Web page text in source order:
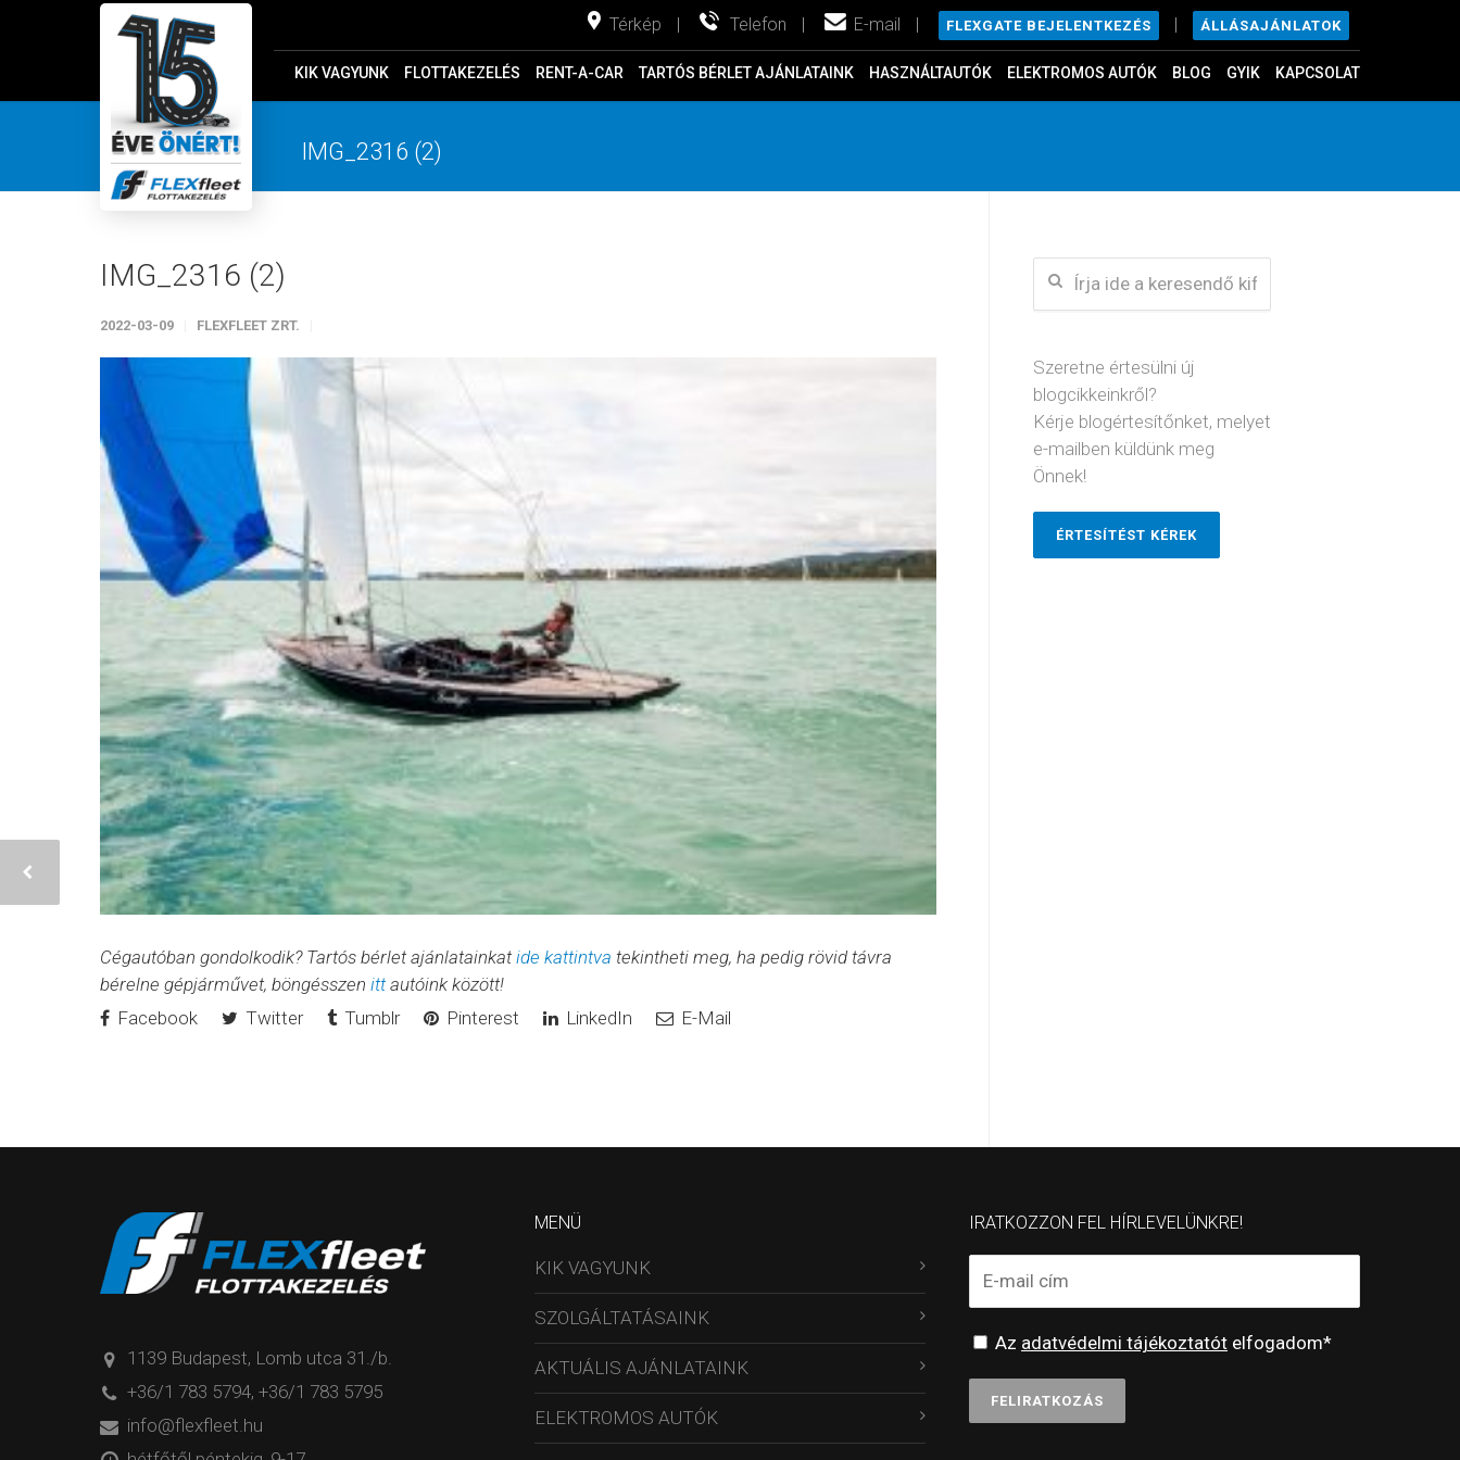
Térkép | Telefon | E-mail | FLEXGATE BEJELENTKEZÉS | ÁLLÁSAJÁNLATOK
KIK VAGYUNK FLOTTAKEZELÉS RENT-A-CAR TARTÓS BÉRLET AJÁNLATAINK HASZNÁLTAUTÓK ELEKTROMOS AUTÓK BLOG GYIK KAPCSOLAT
IMG_2316 (2)
IMG_2316 (2)
2022-03-09 FLEXFLEET ZRT.
Cégautóban gondolkodik? Tartós bérlet ajánlatainkatide kattintva tekintheti meg, ha pedig rövid távra
bérelne gépjárművet, böngésszen ittautóink között!
Facebook
Twitter Tumblr Pinterest LinkedIn E-Mail
Szeretne értesülni új
blogcikkeinkről?
Kérje blogértesítőnket, melyet
e-mailben küldünk meg
Önnek!
ÉRTESÍTÉST KÉREK
1139 Budapest, Lomb utca 31./b.
+36/1 783 5794, +36/1 783 5795
info@flexfleet.hu
MENÜ
KIK VAGYUNK
SZOLGÁLTATÁSAINK
AKTUÁLIS AJÁNLATAINK
ELEKTROMOS AUTÓK
IRATKOZZON FEL HÍRLEVELÜNKRE!
Az adatvédelmi tájékoztatót elfogadom*